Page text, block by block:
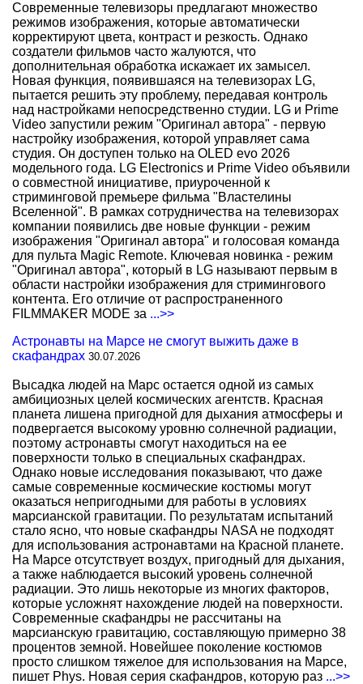
Современные телевизоры предлагают множество
режимов изображения, которые автоматически
корректируют цвета, контраст и резкость. Однако
создатели фильмов часто жалуются, что
дополнительная обработка искажает их замысел.
Новая функция, появившаяся на телевизорах LG,
пытается решить эту проблему, передавая контроль
над настройками непосредственно студии. LG и Prime
Video запустили режим "Оригинал автора" - первую
настройку изображения, которой управляет сама
студия. Он доступен только на OLED evo 2026
модельного года. LG Electronics и Prime Video объявили
о совместной инициативе, приуроченной к
стриминговой премьере фильма "Властелины
Вселенной". В рамках сотрудничества на телевизорах
компании появились две новые функции - режим
изображения "Оригинал автора" и голосовая команда
для пульта Magic Remote. Ключевая новинка - режим
"Оригинал автора", который в LG называют первым в
области настройки изображения для стримингового
контента. Его отличие от распространенного
FILMMAKER MODE за ...>>
Астронавты на Марсе не смогут выжить даже в
скафандрах 30.07.2026
Высадка людей на Марс остается одной из самых
амбициозных целей космических агентств. Красная
планета лишена пригодной для дыхания атмосферы и
подвергается высокому уровню солнечной радиации,
поэтому астронавты смогут находиться на ее
поверхности только в специальных скафандрах.
Однако новые исследования показывают, что даже
самые современные космические костюмы могут
оказаться непригодными для работы в условиях
марсианской гравитации. По результатам испытаний
стало ясно, что новые скафандры NASA не подходят
для использования астронавтами на Красной планете.
На Марсе отсутствует воздух, пригодный для дыхания,
а также наблюдается высокий уровень солнечной
радиации. Это лишь некоторые из многих факторов,
которые усложнят нахождение людей на поверхности.
Современные скафандры не рассчитаны на
марсианскую гравитацию, составляющую примерно 38
процентов земной. Новейшее поколение костюмов
просто слишком тяжелое для использования на Марсе,
пишет Phys. Новая серия скафандров, которую раз ...>>